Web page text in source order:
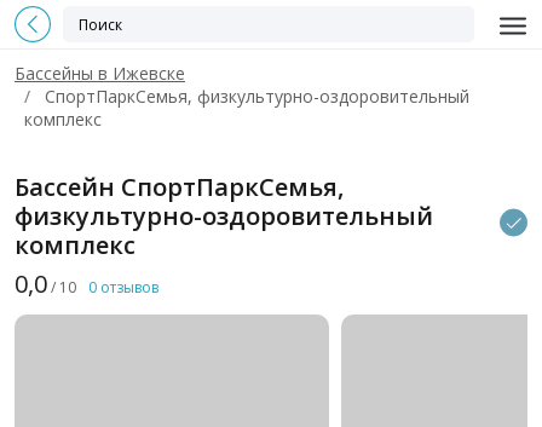
Бассейны в Ижевске
СпортПаркСемья, физкультурно-оздоровительный
комплекс
Бассейн СпортПаркСемья,
физкультурно-оздоровительный
комплекс
0,0/ 10 0 отзывов